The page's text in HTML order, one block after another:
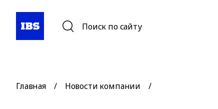
Поиск по сайту
Главная / Новости компании /